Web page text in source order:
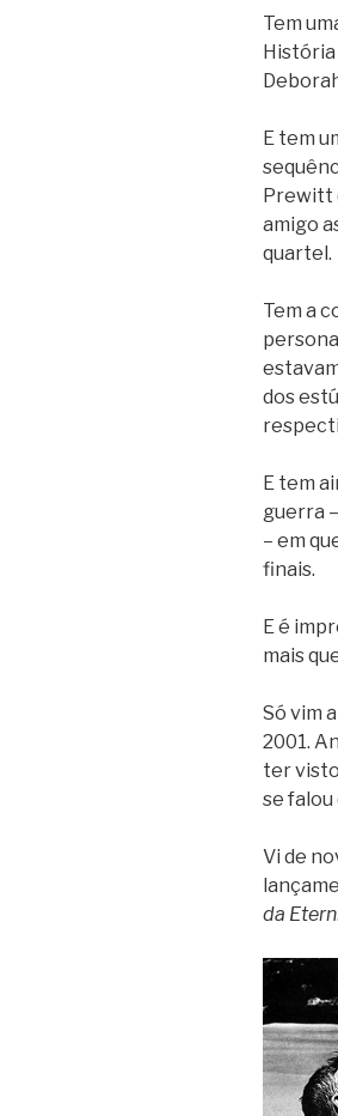
Tem
História
E tem
Prewitt
amigo
quartel.
Tem a
dos
E tem
guerra
– em
finais.
E é
mais
Só vim
2001.
ter
se falou
Vi de
da